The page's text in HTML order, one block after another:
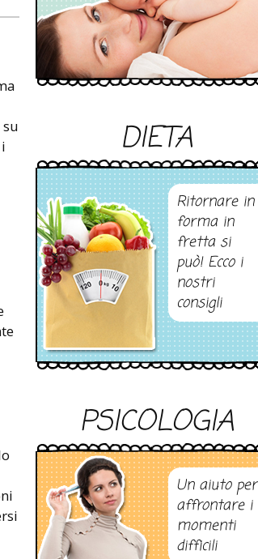
DIETA
Ritornare in
forma in
fretta si
può! Ecco i
nostri
consigli
PSICOLOGIA
Un aiuto per
affrontare i
momenti
difficili